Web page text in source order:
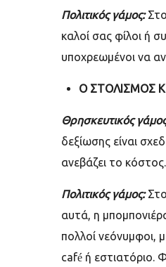
Πολιτικός γάμος:
καλοί σας φίλοι ή
υποχρεωμένοι να
Ο ΣΤΟΛΙΣΜΟΣ
Θρησκευτικός γάμος
δεξίωσης είναι
ανεβάζει το κόστος.
Πολιτικός γάμος:
αυτά, η
πολλοί νεόνυμφοι,
café ή εστιατόριο.